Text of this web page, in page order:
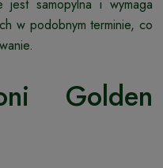
jest samopylna i wymaga
w podobnym terminie, co
Golden